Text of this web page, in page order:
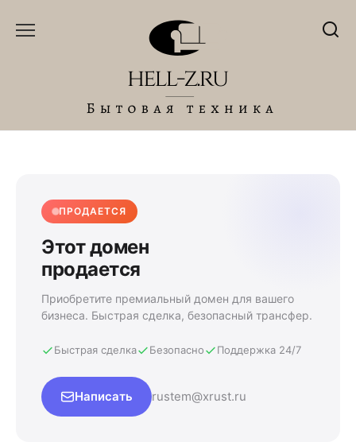
ПРОДАЕТСЯ
Этот домен
продается
Приобретите премиальный домен для вашего
бизнеса. Быстрая сделка, безопасный трансфер.
Быстрая сделка Безопасно Поддержка 24/7
Написать rustem@xrust.ru